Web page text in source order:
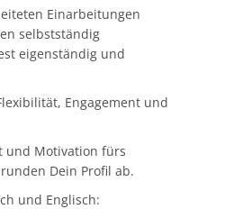
Einarbeitungen
selbstständig
eigenständig und
Engagement und
und Motivation fürs
Dein Profil ab.
und Englisch: